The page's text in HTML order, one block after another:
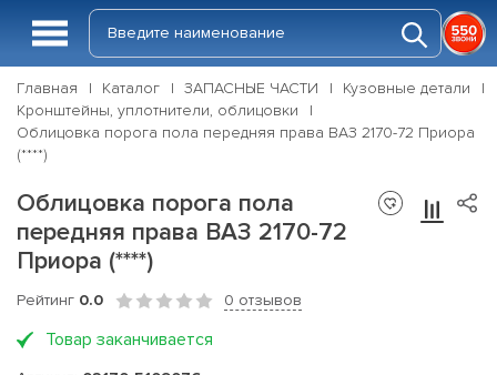
Главная Каталог ЗАПАСНЫЕ ЧАСТИ
Кузовные детали
Кронштейны, уплотнители, облицовки
Облицовка порога пола передняя права ВАЗ 2170-72 Приора
(****)
Облицовка порога пола
передняя права ВАЗ 2170-72
Приора (****)
Рейтинг 0.0 0 отзывов
Товар заканчивается